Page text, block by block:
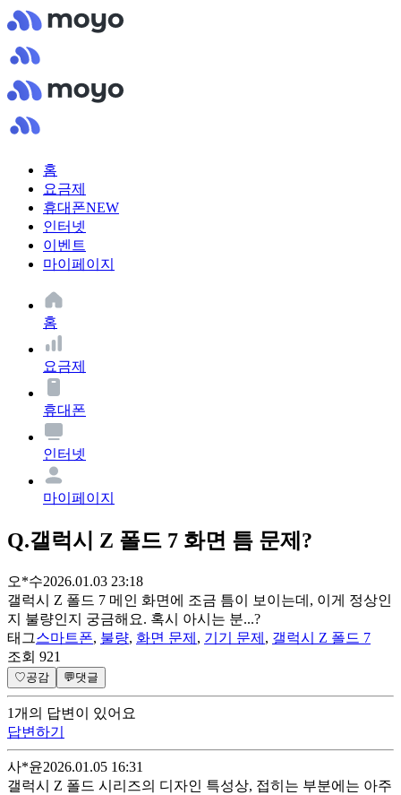
홈
요금제
휴대폰NEW
인터넷
이벤트
마이페이지
홈
요금제
휴대폰
인터넷
마이페이지
Q.갤럭시 Z 폴드 7 화면 틈 문제?
오*수2026.01.03 23:18
갤럭시 Z 폴드 7 메인 화면에 조금 틈이 보이는데, 이게 정상인
지 불량인지 궁금해요. 혹시 아시는 분...?
태그스마트폰, 불량, 화면 문제 , 기기 문제 , 갤럭시 Z 폴드 7
조회 921
♡공감 💬댓글
1개 의 답변이 있어요
답변하기
사*윤2026.01.05 16:31
갤럭시 Z 폴드 시리즈의 디자인 특성상, 접히는 부분에는 아주